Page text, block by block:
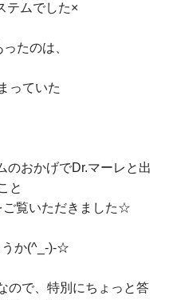
テムでした×
たのは、
っていた
のおかげでDr.マーレと出
と
ご覧いただきました☆
か(^_-)-☆
ので、特別にちょっと答